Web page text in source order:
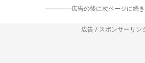
-----------------広告の後に次ページに続き
広告 / スポンサーリン